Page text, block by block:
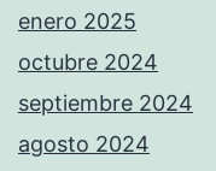
enero 2025
octubre 2024
septiembre 2024
agosto 2024